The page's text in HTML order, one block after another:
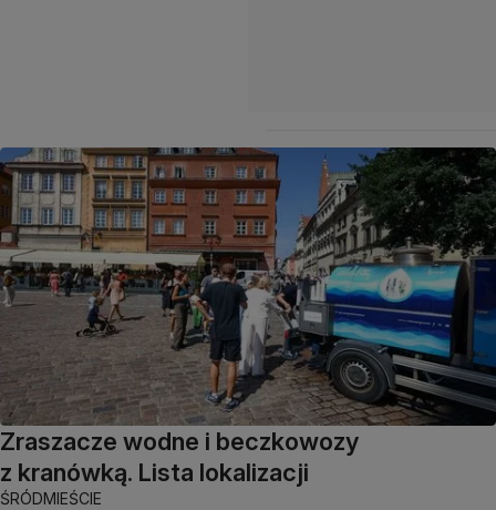
Zraszacze wodne i beczkowozy
z kranówką. Lista lokalizacji
ŚRÓDMIEŚCIE